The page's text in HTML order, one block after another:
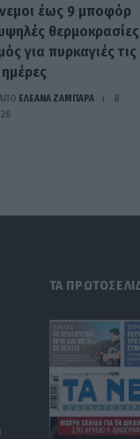
έως 9 μποφόρ
θερμοκρασίες
για πυρκαγιές τις
ΕΛΕΑΝΑ ΖΑΜΠΑΡΑ
8
ΤΑ